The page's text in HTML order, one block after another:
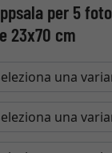
per 5 foto
23x70 cm